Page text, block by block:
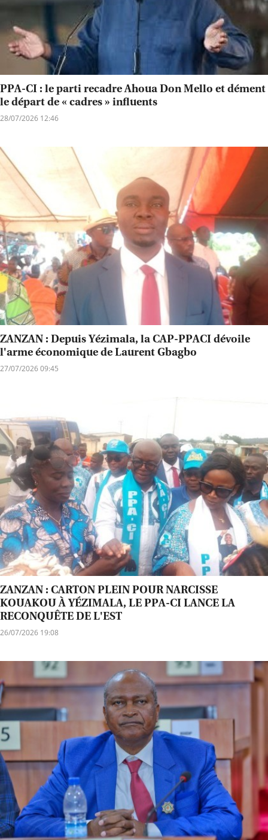
PPA-CI : le parti recadre Ahoua Don Mello et dément
le départ de « cadres » influents
28/07/2026 12:46
ZANZAN : Depuis Yézimala, la CAP-PPACI dévoile
l'arme économique de Laurent Gbagbo
27/07/2026 09:45
ZANZAN : CARTON PLEIN POUR NARCISSE
KOUAKOU À YÉZIMALA, LE PPA-CI LANCE LA
RECONQUÊTE DE L'EST
26/07/2026 19:08